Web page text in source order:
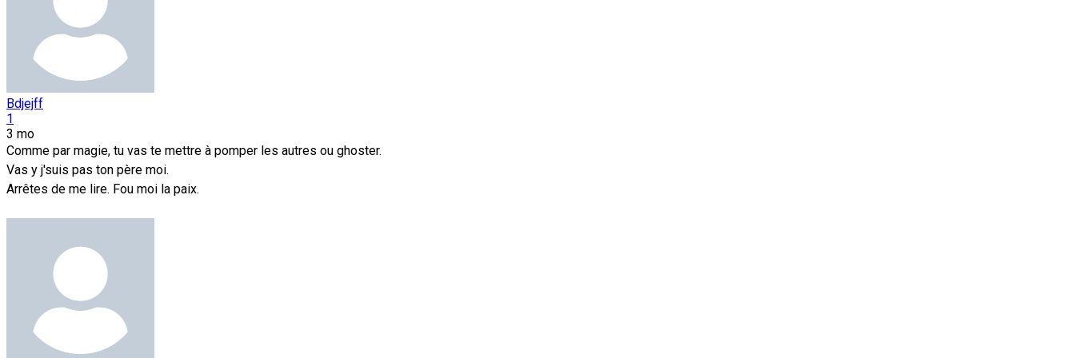
Bdjejff
1
3 mo
Comme par magie, tu vas te mettre à pomper les autres ou ghoster.
Vas y j'suis pas ton père moi.
Arrêtes de me lire. Fou moi la paix.